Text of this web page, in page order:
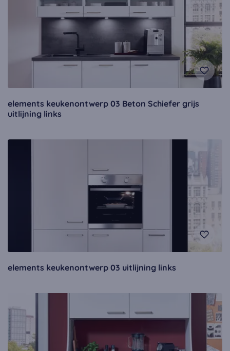
elements keukenontwerp 03 Beton Schiefer grijs
uitlijning links
elements keukenontwerp 03 uitlijning links